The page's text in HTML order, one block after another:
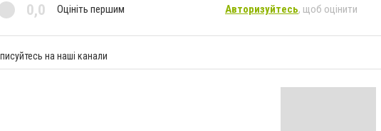
0,0 Оцініть першим Авторизуйтесь, щоб оцінити
на наші канали